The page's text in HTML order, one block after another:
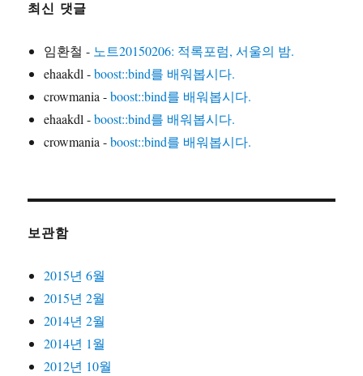
최신 댓글
임환철 - 노트20150206: 적록포럼, 서울의 밤.
ehaakdl-boost::bind를 배워봅시다.
crowmania-boost::bind를 배워봅시다.
ehaakdl-boost::bind를 배워봅시다.
crowmania-boost::bind를 배워봅시다.
보관함
2015년 6월
2015년 2월
2014년 2월
2014년 1월
2012년 10월